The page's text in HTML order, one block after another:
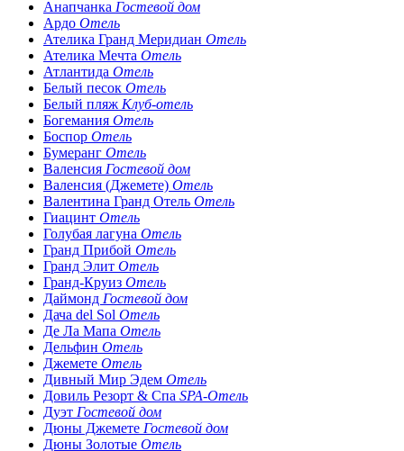
Анапчанка Гостевой дом
Ардо Отель
Ателика Гранд Меридиан Отель
Ателика Мечта Отель
Атлантида Отель
Белый песок Отель
Белый пляж Клуб-отель
Богемания Отель
Боспор Отель
Бумеранг Отель
Валенсия Гостевой дом
Валенсия (Джемете) Отель
Валентина Гранд Отель Отель
Гиацинт Отель
Голубая лагуна Отель
Гранд Прибой Отель
Гранд Элит Отель
Гранд-Круиз Отель
Даймонд Гостевой дом
Дача del Sol Отель
Де Ла Мапа Отель
Дельфин Отель
Джемете Отель
Дивный Мир Эдем Отель
Довиль Резорт & Спа SPA-Отель
Дуэт Гостевой дом
Дюны Джемете Гостевой дом
Дюны Золотые Отель